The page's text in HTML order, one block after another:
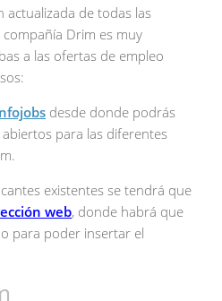
actualizada de todas las
Drim es muy
a las ofertas de empleo
desde donde podrás
para las diferentes
existentes se tendrá que
web, donde habrá que
para poder insertar el